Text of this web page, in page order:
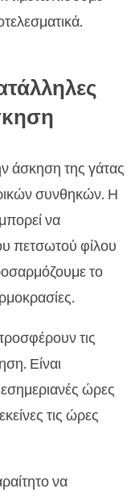
άσκηση της γάτας
συνθηκών. Η
να
πετσωτού φίλου
το
τις
Είναι
ώρες
τις ώρες
να